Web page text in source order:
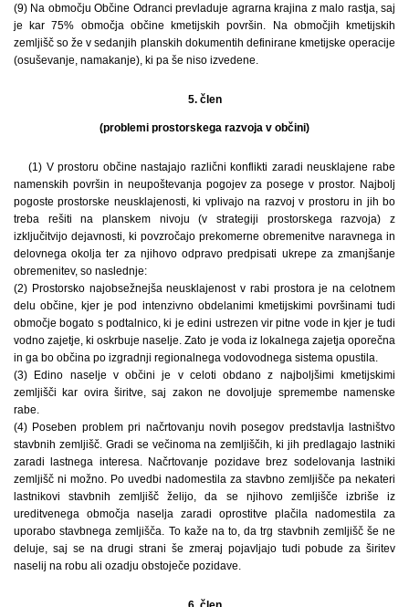
(9) Na območju Občine Odranci prevladuje agrarna krajina z malo rastja, saj
je kar 75% območja občine kmetijskih površin. Na območjih kmetijskih
zemljišč so že v sedanjih planskih dokumentih definirane kmetijske operacije
(osuševanje, namakanje), ki pa še niso izvedene.
5. člen
(problemi prostorskega razvoja v občini)
(1) V prostoru občine nastajajo različni konflikti zaradi neusklajene rabe
namenskih površin in neupoštevanja pogojev za posege v prostor. Najbolj
pogoste prostorske neusklajenosti, ki vplivajo na razvoj v prostoru in jih bo
treba rešiti na planskem nivoju (v strategiji prostorskega razvoja) z
izključitvijo dejavnosti, ki povzročajo prekomerne obremenitve naravnega in
delovnega okolja ter za njihovo odpravo predpisati ukrepe za zmanjšanje
obremenitev, so naslednje:
(2) Prostorsko najobsežnejša neusklajenost v rabi prostora je na celotnem
delu občine, kjer je pod intenzivno obdelanimi kmetijskimi površinami tudi
območje bogato s podtalnico, ki je edini ustrezen vir pitne vode in kjer je tudi
vodno zajetje, ki oskrbuje naselje. Zato je voda iz lokalnega zajetja oporečna
in ga bo občina po izgradnji regionalnega vodovodnega sistema opustila.
(3) Edino naselje v občini je v celoti obdano z najboljšimi kmetijskimi
zemljišči kar ovira širitve, saj zakon ne dovoljuje spremembe namenske
rabe.
(4) Poseben problem pri načrtovanju novih posegov predstavlja lastništvo
stavbnih zemljišč. Gradi se večinoma na zemljiščih, ki jih predlagajo lastniki
zaradi lastnega interesa. Načrtovanje pozidave brez sodelovanja lastniki
zemljišč ni možno. Po uvedbi nadomestila za stavbno zemljišče pa nekateri
lastnikovi stavbnih zemljišč želijo, da se njihovo zemljišče izbriše iz
ureditvenega območja naselja zaradi oprostitve plačila nadomestila za
uporabo stavbnega zemljišča. To kaže na to, da trg stavbnih zemljišč še ne
deluje, saj se na drugi strani še zmeraj pojavljajo tudi pobude za širitev
naselij na robu ali ozadju obstoječe pozidave.